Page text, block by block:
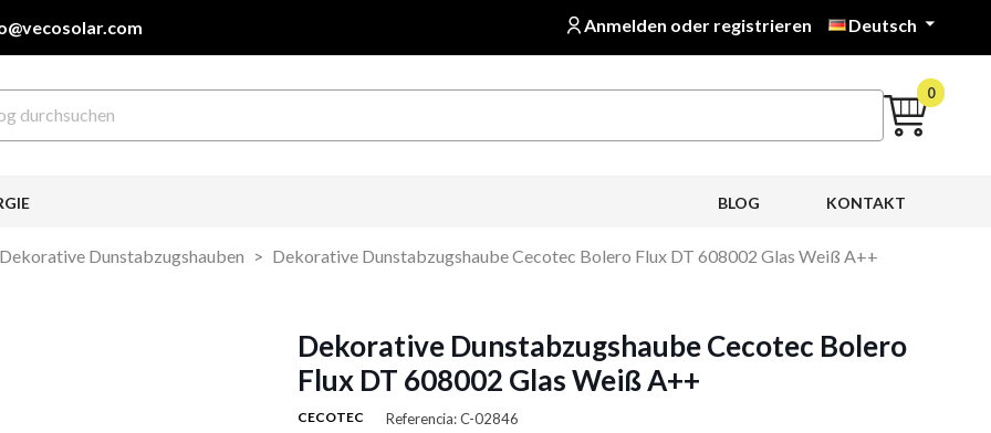
Anmelden oder registrieren Deutsch 
0
KONTAKT
BLOG
Dekorative Dunstabzugshauben Dekorative Dunstabzugshaube Cecotec Bolero Flux DT 608002 Glas Weiß A++
Dekorative Dunstabzugshaube Cecotec Bolero
Flux DT 608002 Glas Weiß A++
CECOTEC Referencia: C-02846